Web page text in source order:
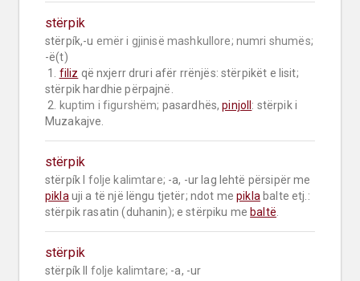
stërpik
stërpík,-u emër i gjinisë mashkullore; numri shumës;
-ë(t)
1. filiz që nxjerr druri afër rrënjës: stërpikët e lisit;
stërpik hardhie përpajnë.
2.
kuptim i figurshëm; pasardhës, pinjoll : stërpik i
Muzakajve.
stërpik
stërpík I folje kalimtare;
pikla uji a të një lëngu tjetër; ndot me pikla balte etj.:
stërpik rasatin (duhanin); e stërpiku me baltë
stërpik
stërpík II folje kalimtare; -a, -ur